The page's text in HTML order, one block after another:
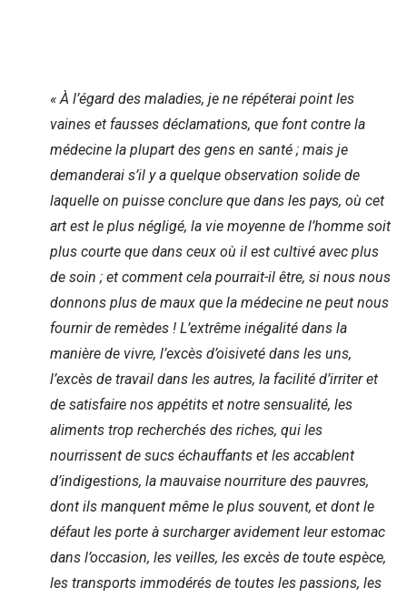
« À l’égard des maladies, je ne répéterai point les
vaines et fausses déclamations, que font contre la
médecine la plupart des gens en santé ; mais je
demanderai s’il y a quelque observation solide de
laquelle on puisse conclure que dans les pays, où cet
art est le plus négligé, la vie moyenne de l’homme soit
plus courte que dans ceux où il est cultivé avec plus
de soin ; et comment cela pourrait-il être, si nous nous
donnons plus de maux que la médecine ne peut nous
fournir de remèdes ! L’extrême inégalité dans la
manière de vivre, l’excès d’oisiveté dans les uns,
l’excès de travail dans les autres, la facilité d’irriter et
de satisfaire nos appétits et notre sensualité, les
aliments trop recherchés des riches, qui les
nourrissent de sucs échauffants et les accablent
d’indigestions, la mauvaise nourriture des pauvres,
dont ils manquent même le plus souvent, et dont le
défaut les porte à surcharger avidement leur estomac
dans l’occasion, les veilles, les excès de toute espèce,
les transports immodérés de toutes les passions, les